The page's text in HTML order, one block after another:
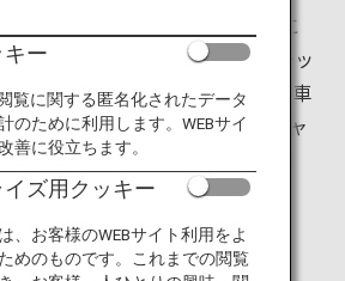
名づけられた特急「A列車で行こ
伝わった南蛮文化をテーマにシッ
ラスを基調にデザインされた列車
入り口三角の間を走ります。ジャ
バーでの特製デコポンハイボー
の列車旅です。
ー
覧に関する匿名化されたデータ
のために利用します。WEBサイ
善に役立ちます。
ズ用クッキー
、お客様のWEBサイト利用をよ
めのものです。これまでの閲覧